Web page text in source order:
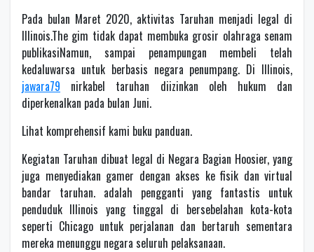
Pada bulan Maret 2020, aktivitas Taruhan menjadi legal di
Illinois.The gim tidak dapat membuka grosir olahraga senam
publikasiNamun, sampai penampungan membeli telah
kedaluwarsa untuk berbasis negara penumpang. Di Illinois,
jawara79 nirkabel taruhan diizinkan oleh hukum dan
diperkenalkan pada bulan Juni.
Lihat komprehensif kami buku panduan.
Kegiatan Taruhan dibuat legal di Negara Bagian Hoosier, yang
juga menyediakan gamer dengan akses ke fisik dan virtual
bandar taruhan. adalah pengganti yang fantastis untuk
penduduk Illinois yang tinggal di bersebelahan kota-kota
seperti Chicago untuk perjalanan dan bertaruh sementara
mereka menunggu negara seluruh pelaksanaan.